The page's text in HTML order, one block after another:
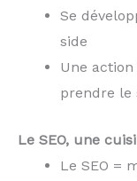
Se
side
Une action
prendre le
Le SEO, une
Le SEO =